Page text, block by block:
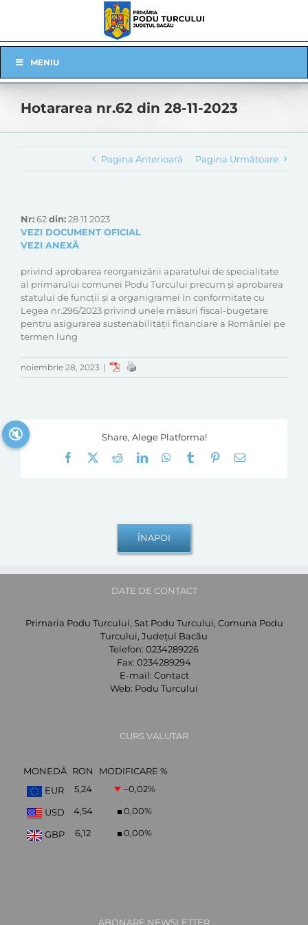
Navigation
MENIU
Hotararea nr.62 din 28-11-2023
Pagina Anterioară Pagina Următoare
Nr:62din:28 11 2023
VEZI DOCUMENT OFICIAL
VEZI ANEXĂ
privind aprobarea reorganizării aparatului de specialitate
al primarului comunei Podu Turcului precum și aprobarea
statului de funcții și a organigramei în conformitate cu
Legea nr.296/2023 privind unele măsuri fiscal-bugetare
pentru asigurarea sustenabilității financiare a României pe
termen lung
noiembrie 28, 2023 |
Share, Alege Platforma!
Facebook
RedditLinkedInWhatsApp
Tumblr Pinterest
E-
DATE DE CONTACT
Primaria Podu Turcului, Sat Podu Turcului, Comuna Podu
Turcului, Județul Bacău
Telefon: 0234289226
Fax: 0234289294
E-mail: Contact
Web: Podu Turcului
CURS VALUTAR
MONEDĂ RON
MODIFICARE %
EUR
5,24 –0,02%
USD 4,54 0,00%
GBP 6,12 0,00%
ABONARE NEWSLETTER
🔇